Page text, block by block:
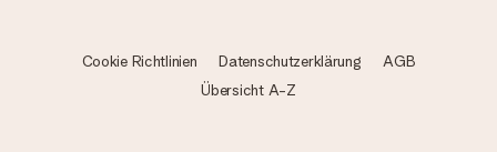
Cookie Richtlinien Datenschutzerklärung
AGB
Übersicht A-Z